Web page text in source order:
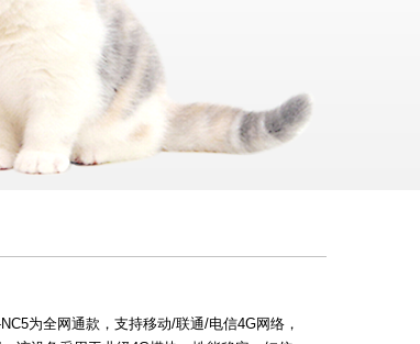
为全网通款，支持移动/联通/电信4G网络，